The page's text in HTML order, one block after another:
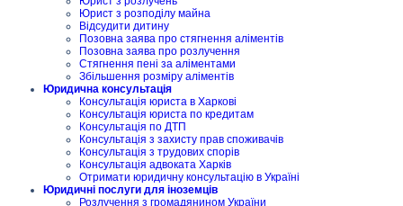
Юрист з розподілу майна
Відсудити дитину
Позовна заява про стягнення аліментів
Позовна заява про розлучення
Стягнення пені за аліментами
Збільшення розміру аліментів
Юридична консультація
Консультація юриста в Харкові
Консультація юриста по кредитам
Консультація по ДТП
Консультація з захисту прав споживачів
Консультація з трудових спорів
Консультація адвоката Харків
Отримати юридичну консультацію в Україні
Юридичні послуги для іноземців
Розлучення з громадянином України